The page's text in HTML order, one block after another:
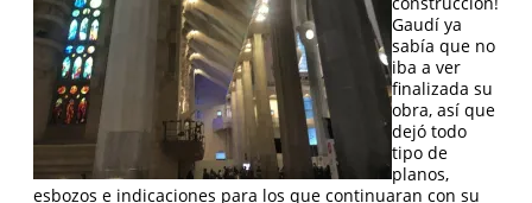
Gaudí ya
sabía que no
iba a ver
finalizada su
obra, así que
dejó todo
tipo de
planos,
esbozos e indicaciones para los que continuaran con su